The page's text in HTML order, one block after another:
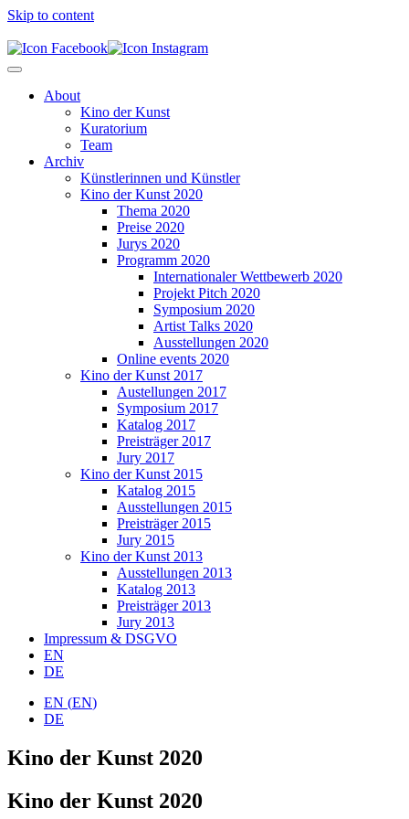
Skip to content
About
Kino der Kunst
Kuratorium
Team
Archiv
Künstlerinnen und Künstler
Kino der Kunst 2020
Thema 2020
Preise 2020
Jurys 2020
Programm 2020
Internationaler Wettbewerb 2020
Projekt Pitch 2020
Symposium 2020
Artist Talks 2020
Ausstellungen 2020
Online events 2020
Kino der Kunst 2017
Austellungen 2017
Symposium 2017
Katalog 2017
Preisträger 2017
Jury 2017
Kino der Kunst 2015
Katalog 2015
Ausstellungen 2015
Preisträger 2015
Jury 2015
Kino der Kunst 2013
Ausstellungen 2013
Katalog 2013
Preisträger 2013
Jury 2013
Impressum & DSGVO
EN
DE
EN (EN)
DE
Kino der Kunst 2020
Kino der Kunst 2020